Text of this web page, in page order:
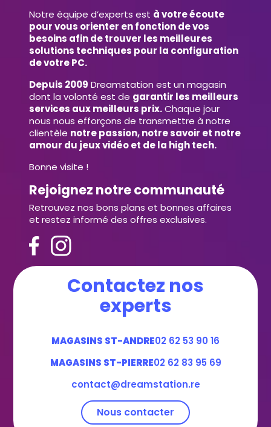
Notre équipe d’experts est à votre écoute
pour vous orienter en fonction de vos
besoins afin de trouver les meilleures
solutions techniques pour la configuration
de votre PC.
Depuis 2009 Dreamstation est un magasin
dont la volonté est de garantir les meilleurs
services aux meilleurs prix.Chaque jour
nous nous efforçons de transmettre à notre
clientèle notre passion, notre savoir et notre
amour du jeux vidéo et de la high tech.
Bonne visite !
Rejoignez notre communauté
Retrouvez nos bons plans et bonnes affaires
et restez informé des offres exclusives.
Contactez nos
experts
MAGASINS ST-ANDRE02 62 53 90 16
MAGASINS ST-PIERRE02 62 83 95 69
contact@dreamstation.re
Nous contacter